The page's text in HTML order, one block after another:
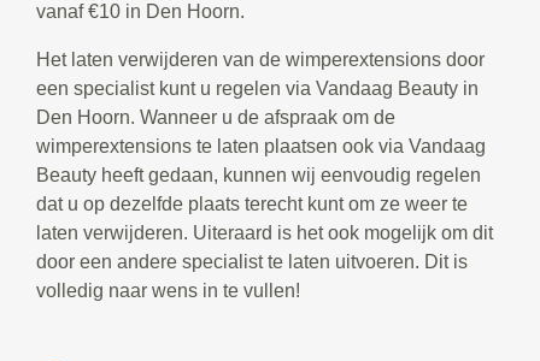
vanaf €10 in Den Hoorn.
Het laten verwijderen van de wimperextensions door
een specialist kunt u regelen via Vandaag Beauty in
Den Hoorn. Wanneer u de afspraak om de
wimperextensions te laten plaatsen ook via Vandaag
Beauty heeft gedaan, kunnen wij eenvoudig regelen
dat u op dezelfde plaats terecht kunt om ze weer te
laten verwijderen. Uiteraard is het ook mogelijk om dit
door een andere specialist te laten uitvoeren. Dit is
volledig naar wens in te vullen!